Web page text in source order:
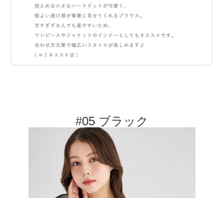
#05 ブラック